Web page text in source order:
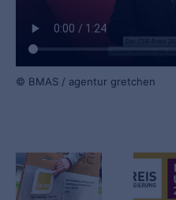
© BMAS / agentur gretchen